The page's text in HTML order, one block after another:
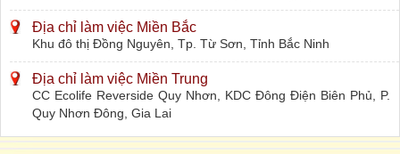
Địa chỉ làm việc Miền Bắc
Khu đô thị Đồng Nguyên, Tp. Từ Sơn, Tỉnh Bắc Ninh
Địa chỉ làm việc Miền Trung
CC Ecolife Reverside Quy Nhơn, KDC Đông Điện Biên Phủ, P.
Quy Nhơn Đông, Gia Lai